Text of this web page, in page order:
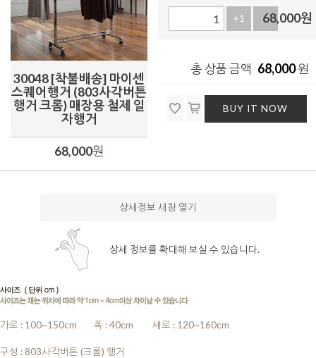
30048 [착불배송] 마이센
스퀘어행거 (803사각버튼
행거 크롬) 매장용 철제 일
자행거
68,000원
+1 -1
68,000원
총 상품 금액 68,000원
BUY IT NOW
상세정보 새창 열기
상세 정보를 확대해 보실 수 있습니다.
가로 : 100~150cm 폭 : 40cm 세로 : 120~160cm
구성 : 803사각버튼 (크롬) 행거